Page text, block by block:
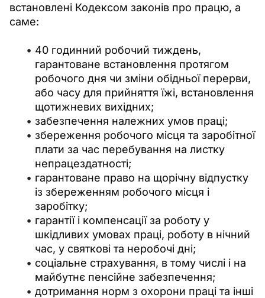
встановлені Кодексом законів про працю, а
саме:
40 годинний робочий тиждень,
гарантоване встановлення протягом
робочого дня чи зміни обідньої перерви,
або часу для прийняття їжі, встановлення
щотижневих вихідних;
забезпечення належних умов праці;
збереження робочого місця та заробітної
плати за час перебування на листку
непрацездатності;
гарантоване право на щорічну відпустку
із збереженням робочого місця і
заробітку;
гарантії і компенсації за роботу у
шкідливих умовах праці, роботу в нічний
час, у святкові та неробочі дні;
соціальне страхування, в тому числі і на
майбутнє пенсійне забезпечення;
дотримання норм з охорони праці та інші